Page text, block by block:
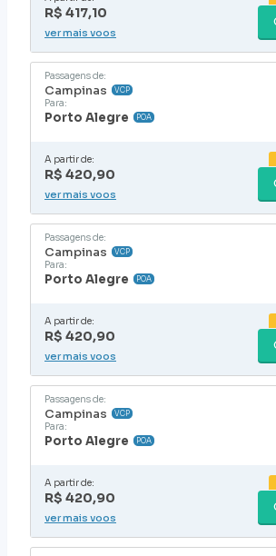
R$ 417,10
ver mais voos
Passagens de:
Campinas VCP
Para:
Porto Alegre POA
A partir de:
R$ 420,90
ver mais voos
Passagens de:
Campinas VCP
Para:
Porto Alegre POA
A partir de:
R$ 420,90
ver mais voos
Passagens de:
Campinas VCP
Para:
Porto Alegre POA
A partir de:
R$ 420,90
ver mais voos